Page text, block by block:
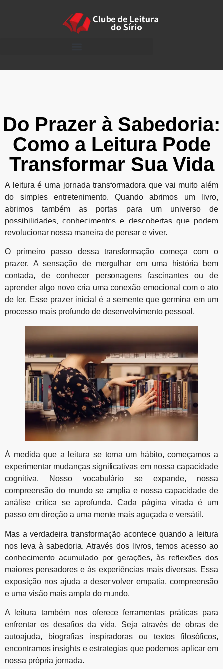
Do Prazer à Sabedoria:
Como a Leitura Pode
Transformar Sua Vida
A leitura é uma jornada transformadora que vai muito além
do simples entretenimento. Quando abrimos um livro,
abrimos também as portas para um universo de
possibilidades, conhecimentos e descobertas que podem
revolucionar nossa maneira de pensar e viver.
O primeiro passo dessa transformação começa com o
prazer. A sensação de mergulhar em uma história bem
contada, de conhecer personagens fascinantes ou de
aprender algo novo cria uma conexão emocional com o ato
de ler. Esse prazer inicial é a semente que germina em um
processo mais profundo de desenvolvimento pessoal.
À medida que a leitura se torna um hábito, começamos a
experimentar mudanças significativas em nossa capacidade
cognitiva. Nosso vocabulário se expande, nossa
compreensão do mundo se amplia e nossa capacidade de
análise crítica se aprofunda. Cada página virada é um
passo em direção a uma mente mais aguçada e versátil.
Mas a verdadeira transformação acontece quando a leitura
nos leva à sabedoria. Através dos livros, temos acesso ao
conhecimento acumulado por gerações, às reflexões dos
maiores pensadores e às experiências mais diversas. Essa
exposição nos ajuda a desenvolver empatia, compreensão
e uma visão mais ampla do mundo.
A leitura também nos oferece ferramentas práticas para
enfrentar os desafios da vida. Seja através de obras de
autoajuda, biografias inspiradoras ou textos filosóficos,
encontramos insights e estratégias que podemos aplicar em
nossa própria jornada.